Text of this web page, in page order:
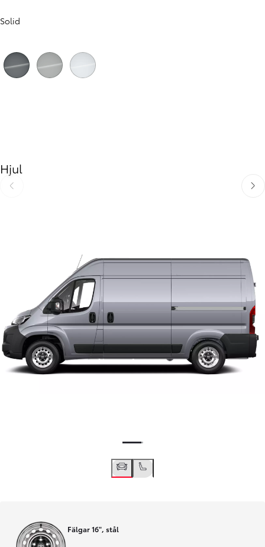
Solid
Hjul
Föregående
Fälgar 16", stål